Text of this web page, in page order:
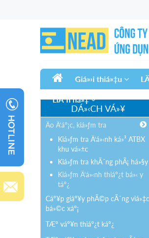
Giá»›i thiá»‡u
LiÃªn há»‡
DÁ»‹CH VÁ»¥
Äo Ä‘áº¡c, kiá»ƒm tra
Kiá»ƒm tra Ä‘á»‹nh ká»³ ATBX
khu vá»±c
Kiá»ƒm tra khÃ´ng phÃ¡ há»§y
Kiá»ƒm Ä‘á»‹nh thiáº¿t bá»‹ y
táº¿
Cáº¥p giáº¥y phÃ©p cÃ´ng viá»‡c
bá»©c xáº¡
TÆ° váº¥n thiáº¿t káº¿